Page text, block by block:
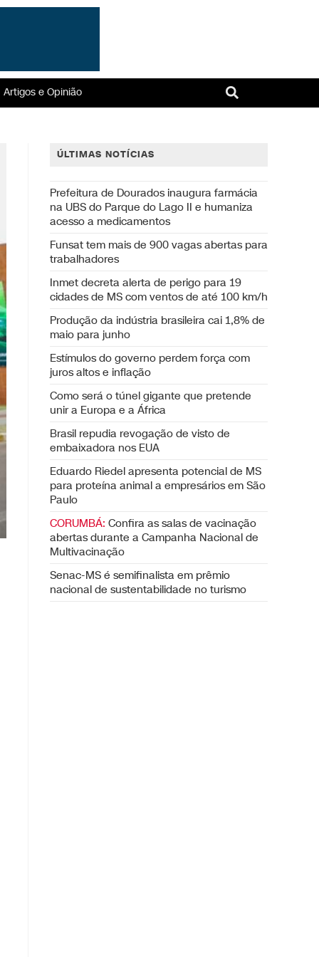
Artigos e Opinião
ÚLTIMAS NOTÍCIAS
Prefeitura de Dourados inaugura farmácia
na UBS do Parque do Lago II e humaniza
acesso a medicamentos
Funsat tem mais de 900 vagas abertas para
trabalhadores
Inmet decreta alerta de perigo para 19
cidades de MS com ventos de até 100 km/h
Produção da indústria brasileira cai 1,8% de
maio para junho
Estímulos do governo perdem força com
juros altos e inflação
Como será o túnel gigante que pretende
unir a Europa e a África
Brasil repudia revogação de visto de
embaixadora nos EUA
Eduardo Riedel apresenta potencial de MS
para proteína animal a empresários em São
Paulo
CORUMBÁ: Confira as salas de vacinação
abertas durante a Campanha Nacional de
Multivacinação
Senac-MS é semifinalista em prêmio
nacional de sustentabilidade no turismo